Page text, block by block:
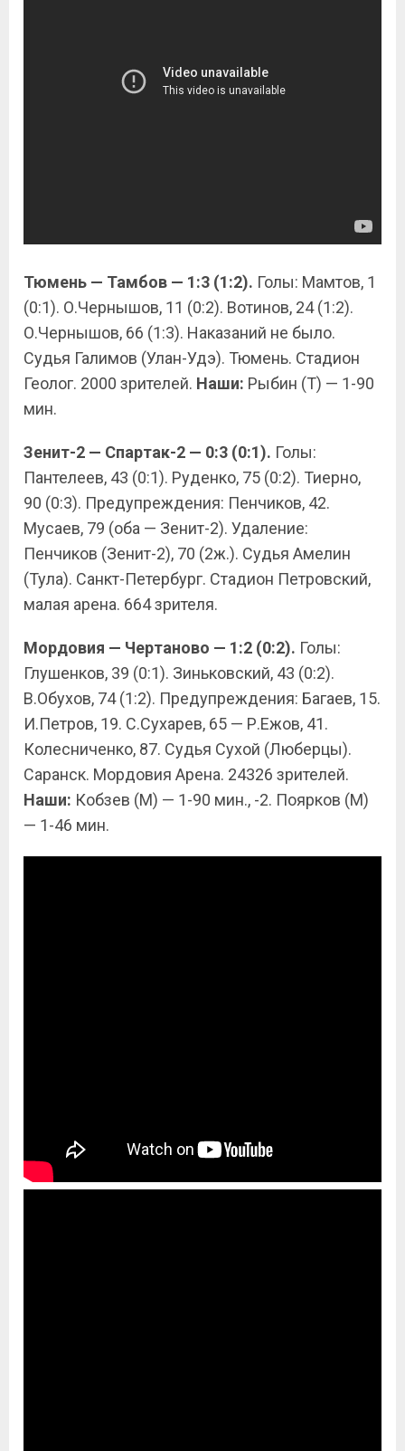
Тюмень — Тамбов — 1:3 (1:2). Голы: Мамтов, 1
(0:1). О.Чернышов, 11 (0:2). Вотинов, 24 (1:2).
О.Чернышов, 66 (1:3). Наказаний не было.
Судья Галимов (Улан-Удэ). Тюмень. Стадион
Геолог. 2000 зрителей. Наши: Рыбин (Т) — 1-90
мин.
Зенит-2 — Спартак-2 — 0:3 (0:1). Голы:
Пантелеев, 43 (0:1). Руденко, 75 (0:2). Тиерно,
90 (0:3). Предупреждения: Пенчиков, 42.
Мусаев, 79 (оба — Зенит-2). Удаление:
Пенчиков (Зенит-2), 70 (2ж.). Судья Амелин
(Тула). Санкт-Петербург. Стадион Петровский,
малая арена. 664 зрителя.
Мордовия — Чертаново — 1:2 (0:2). Голы:
Глушенков, 39 (0:1). Зиньковский, 43 (0:2).
В.Обухов, 74 (1:2). Предупреждения: Багаев, 15.
И.Петров, 19. С.Сухарев, 65 — Р.Ежов, 41.
Колесниченко, 87. Судья Сухой (Люберцы).
Саранск. Мордовия Арена. 24326 зрителей.
Наши: Кобзев (М) — 1-90 мин., -2. Поярков (М)
— 1-46 мин.